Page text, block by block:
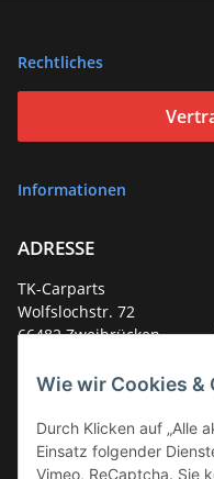
Wie wir Cookies &
Durch Klicken auf „Alle
Einsatz folgender
Vimeo, ReCaptcha. Sie
Rechtliches
Informationen
ADRESSE
TK-Carparts
Wolfslochstr. 72
66482 Zweibrücken
Service-Hotline +49
E-Mail:mail@tk-
Montag-Donnerstag von